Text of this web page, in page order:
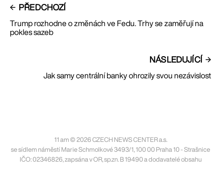
PŘEDCHOZÍ
Trump rozhodne o změnách ve Fedu. Trhy se zaměřují na
pokles sazeb
NÁSLEDUJÍCÍ
Jak samy centrální banky ohrozily svou nezávislost
11 am © 2026 CZECH NEWS CENTER a.s.
se sídlem náměstí Marie Schmolkové 3493/1, 100 00 Praha 10 - Strašnice
IČO: 02346826, zapsána v OR, sp.zn. B 19490 a dodavatelé obsahu